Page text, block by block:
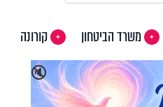
משרד הביטחון
קורונה
🔇